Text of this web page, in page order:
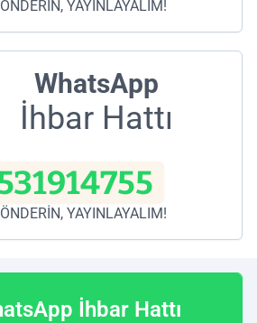
YAYINLAYALIM!
WhatsApp
İhbar Hattı
YAYINLAYALIM!
İhbar Hattı